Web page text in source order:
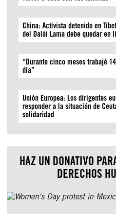
China: Activista detenido en
del Dalái Lama debe quedar en
“Durante cinco meses trabajé
día”
Unión Europea: Los dirigentes
responder a la situación de
solidaridad
HAZ UN DONATIVO
DERECHOS